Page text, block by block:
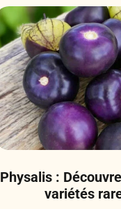
Physalis :
variétés